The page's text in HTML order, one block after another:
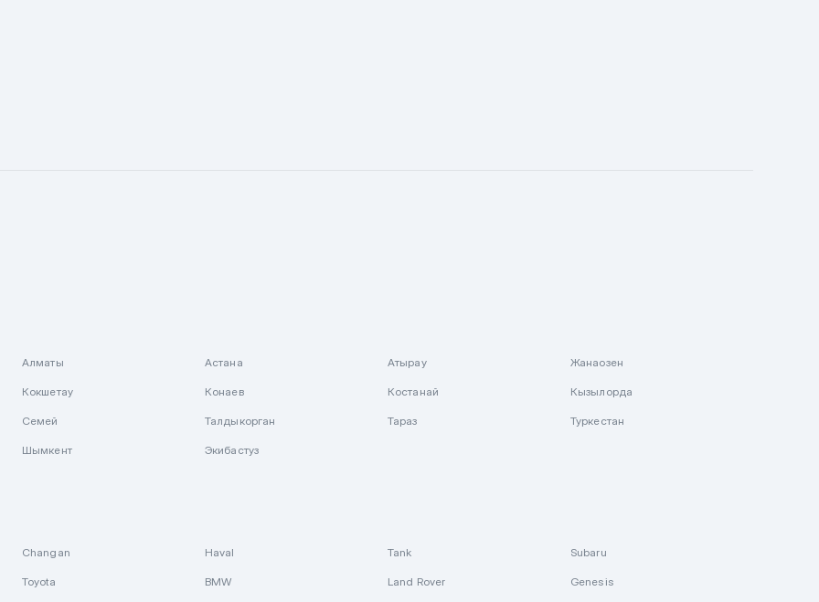
Алматы Астана Атырау Жанаозен
Кокшетау Конаев Костанай Кызылорда
Семей Талдыкорган Тараз Туркестан
Шымкент Экибастуз
Changan Haval Tank Subaru
Toyota BMW Land Rover Genesis